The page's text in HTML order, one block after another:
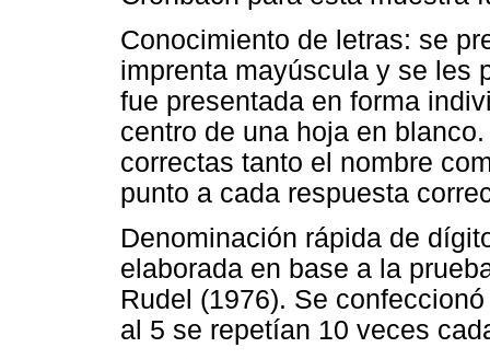
Conocimiento de letras: se
imprenta mayúscula y se les
fue presentada en forma
centro de una hoja en
correctas tanto el nombre
punto a cada respuesta
Denominación rápida de
elaborada en base a la
Rudel (1976). Se
al 5 se repetían 10 veces